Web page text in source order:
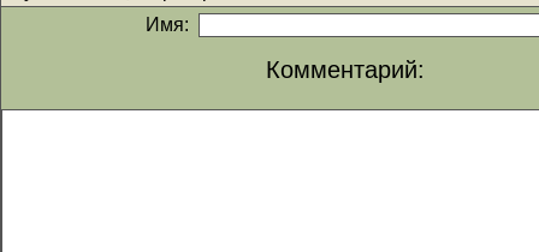
Имя:
Комментарий: